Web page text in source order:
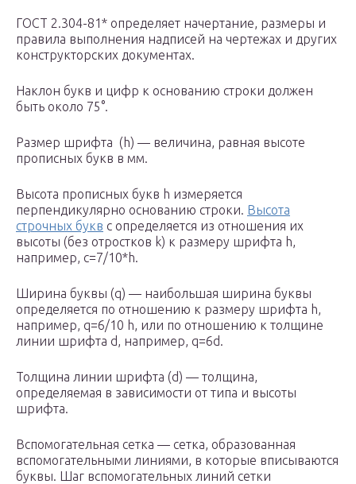
ГОСТ 2.304-81* определяет начертание, размеры и
правила выполнения надписей на чертежах и других
конструкторских документах.
Наклон букв и цифр к основанию строки должен
быть около 75°.
Размер шрифта (h) — величина, равная высоте
прописных букв в мм.
Высота прописных букв h измеряется
перпендикулярно основанию строки. Высота
строчных букв с определяется из отношения их
высоты (без отростков k) к размеру шрифта h,
например, с=7/10*h.
Ширина буквы (q) — наибольшая ширина буквы
определяется по отношению к размеру шрифта h,
например, q=6/10 h, или по отношению к толщине
линии шрифта d, например, q=6d.
Толщина линии шрифта (d) — толщина,
определяемая в зависимости от типа и высоты
шрифта.
Вспомогательная сетка — сетка, образованная
вспомогательными линиями, в которые вписываются
буквы. Шаг вспомогательных линий сетки